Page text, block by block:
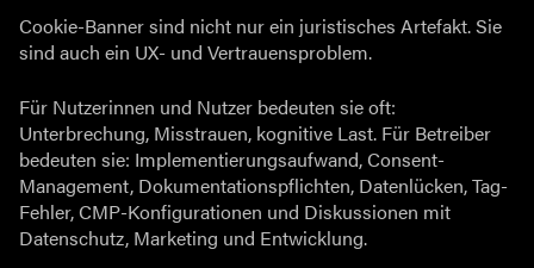
Cookie-Banner sind nicht nur ein juristisches Artefakt. Sie
sind auch ein UX- und Vertrauensproblem.
Für Nutzerinnen und Nutzer bedeuten sie oft:
Unterbrechung, Misstrauen, kognitive Last. Für Betreiber
bedeuten sie: Implementierungsaufwand, Consent-
Management, Dokumentationspflichten, Datenlücken, Tag-
Fehler, CMP-Konfigurationen und Diskussionen mit
Datenschutz, Marketing und Entwicklung.